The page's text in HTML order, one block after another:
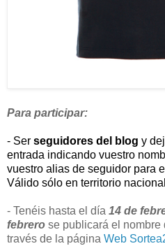
Para participar:
- Ser seguidores del blog y
entrada indicando vuestro
vuestro alias de seguidor para
Válido sólo en territorio
- Tenéis hasta el día 14 de
febrero se publicará el nombre
través de la página Web